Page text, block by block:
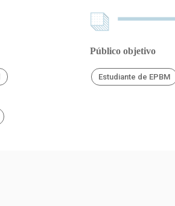
Público objetivo
Estudiante de EPBM